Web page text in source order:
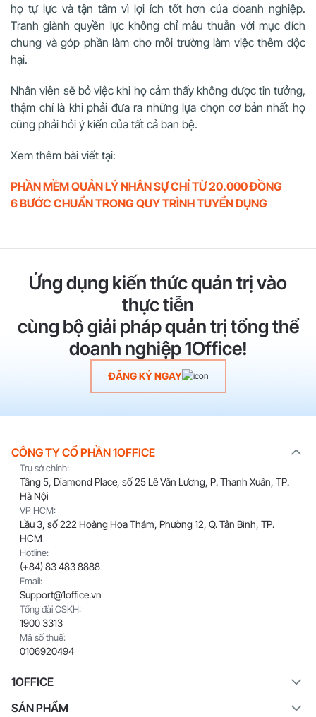
họ tự lực và tận tâm vì lợi ích tốt hơn của doanh nghiệp.
Tranh giành quyền lực không chỉ mâu thuẫn với mục đích
chung và góp phần làm cho môi trường làm việc thêm độc
hại.
Nhân viên sẽ bỏ việc khi họ cảm thấy không được tin tưởng,
thậm chí là khi phải đưa ra những lựa chọn cơ bản nhất họ
cũng phải hỏi ý kiến của tất cả ban bệ.
Xem thêm bài viết tại:
PHẦN MỀM QUẢN LÝ NHÂN SỰ CHỈ TỪ 20.000 ĐỒNG
6 BƯỚC CHUẨN TRONG QUY TRÌNH TUYỂN DỤNG
Ứng dụng kiến thức quản trị vào
thực tiễn
cùng bộ giải pháp quản trị tổng thể
doanh nghiệp 1Office!
ĐĂNG KÝ NGAY
CÔNG TY CỔ PHẦN 1OFFICE
Trụ sở chính:
Tầng 5, Diamond Place, số 25 Lê Văn Lương, P. Thanh Xuân, TP.
Hà Nội
VP HCM:
Lầu 3, số 222 Hoàng Hoa Thám, Phường 12, Q. Tân Bình, TP.
HCM
Hotline:
(+84) 83 483 8888
Email:
Support@1office.vn
Tổng đài CSKH:
1900 3313
Mã số thuế:
0106920494
1OFFICE
SẢN PHẨM